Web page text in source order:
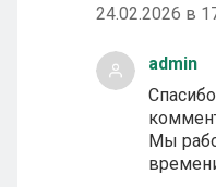
24.02.2026 в
admin
Мы